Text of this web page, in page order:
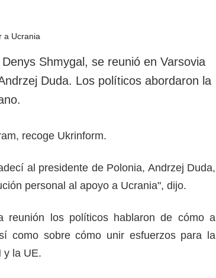
Releases
Shmygal, se reunió en Varsovia
Duda. Los políticos abordaron la
recoge Ukrinform.
al presidente de Polonia, Andrzej Duda,
personal al apoyo a Ucrania", dijo.
reunión los políticos hablaron de cómo a
como sobre cómo unir esfuerzos para la
y la UE.